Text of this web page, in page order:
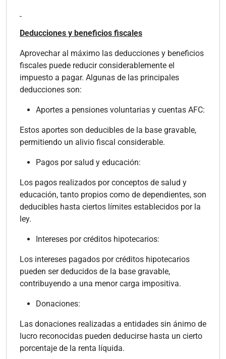
Deducciones y beneficios fiscales
Aprovechar al máximo las deducciones y beneficios
fiscales puede reducir considerablemente el
impuesto a pagar. Algunas de las principales
deducciones son:
Aportes a pensiones voluntarias y cuentas AFC:
Estos aportes son deducibles de la base gravable,
permitiendo un alivio fiscal considerable.
Pagos por salud y educación:
Los pagos realizados por conceptos de salud y
educación, tanto propios como de dependientes, son
deducibles hasta ciertos límites establecidos por la
ley.
Intereses por créditos hipotecarios:
Los intereses pagados por créditos hipotecarios
pueden ser deducidos de la base gravable,
contribuyendo a una menor carga impositiva.
Donaciones:
Las donaciones realizadas a entidades sin ánimo de
lucro reconocidas pueden deducirse hasta un cierto
porcentaje de la renta líquida.